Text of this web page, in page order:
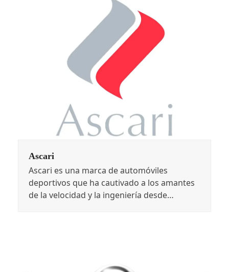
Ascari
Ascari es una marca de automóviles
deportivos que ha cautivado a los amantes
de la velocidad y la ingeniería desde…